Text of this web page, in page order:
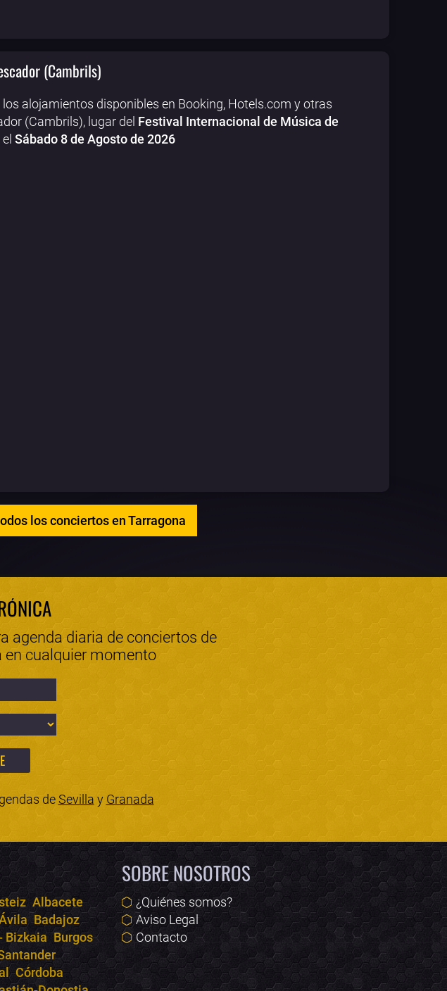
(Cambrils)
alojamientos disponibles en Booking, Hotels.com y otras
(Cambrils), lugar del Festival Internacional de Música de
el Sábado 8 de Agosto de 2026
los conciertos en Tarragona
agenda diaria de conciertos de
en cualquier momento
deSevilla y Granada
Albacete
Badajoz
Bizkaia Burgos
Córdoba
SOBRE NOSOTROS
¿Quiénes somos?
Aviso Legal
Contacto
Online · Te ayudo a encontrar conciertos